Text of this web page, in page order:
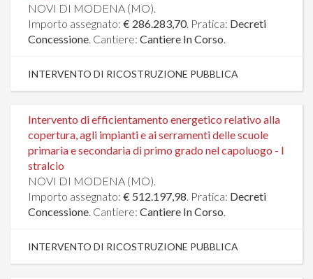
NOVI DI MODENA (MO).
Importo assegnato: € 286.283,70. Pratica: Decreti
Concessione. Cantiere: Cantiere In Corso.
INTERVENTO DI RICOSTRUZIONE PUBBLICA
Intervento di efficientamento energetico relativo alla
copertura, agli impianti e ai serramenti delle scuole
primaria e secondaria di primo grado nel capoluogo - I
stralcio
NOVI DI MODENA (MO).
Importo assegnato: € 512.197,98. Pratica: Decreti
Concessione. Cantiere: Cantiere In Corso.
INTERVENTO DI RICOSTRUZIONE PUBBLICA